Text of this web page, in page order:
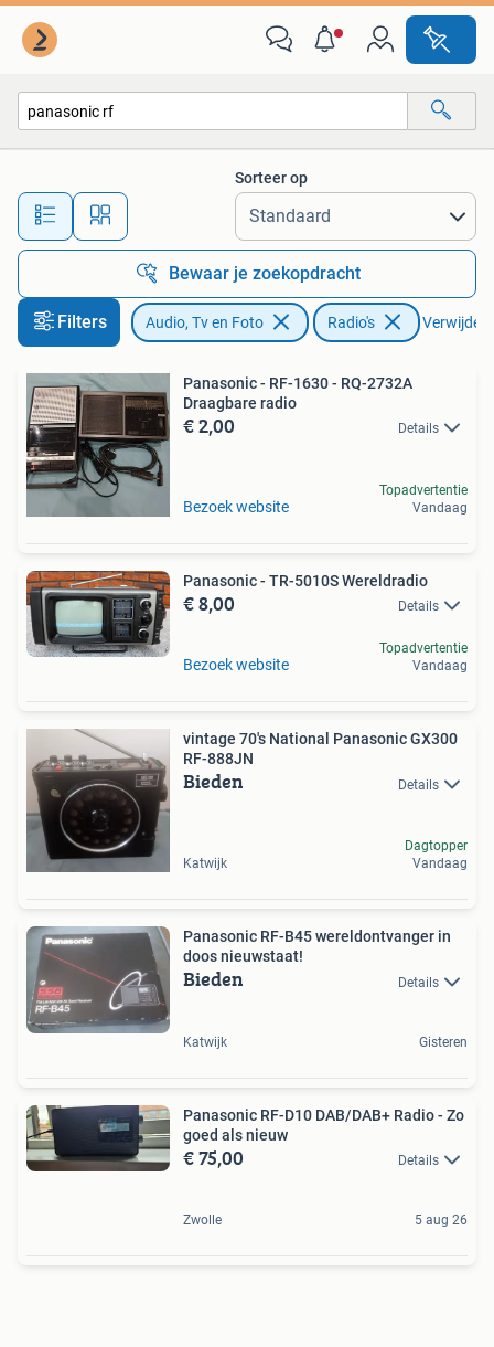
Alle afstanden…
Sorteer op
Bewaar je zoekopdracht
Filters Audio, Tv en Foto Radio's Verwijder
Panasonic - RF-1630 - RQ-2732A
Draagbare radio
€ 2,00 Details
Bezoek website
Topadvertentie
Vandaag
Panasonic - TR-5010S Wereldradio
€ 8,00 Details
Bezoek website
Topadvertentie
Vandaag
vintage 70's National Panasonic GX300
RF-888JN
Bieden Details
Katwijk
Dagtopper
Vandaag
Panasonic RF-B45 wereldontvanger in
doos nieuwstaat!
Bieden Details
Katwijk Gisteren
Panasonic RF-D10 DAB/DAB+ Radio - Zo
goed als nieuw
€ 75,00 Details
Zwolle 5 aug 26